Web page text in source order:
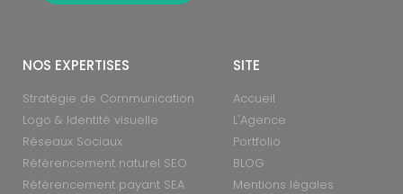
NOS EXPERTISES
Stratégie de Communication
Logo & Identité visuelle
Réseaux Sociaux
Référencement naturel SEO
Référencement payant SEA
SITE
Accueil
L'Agence
Portfolio
BLOG
Mentions légales